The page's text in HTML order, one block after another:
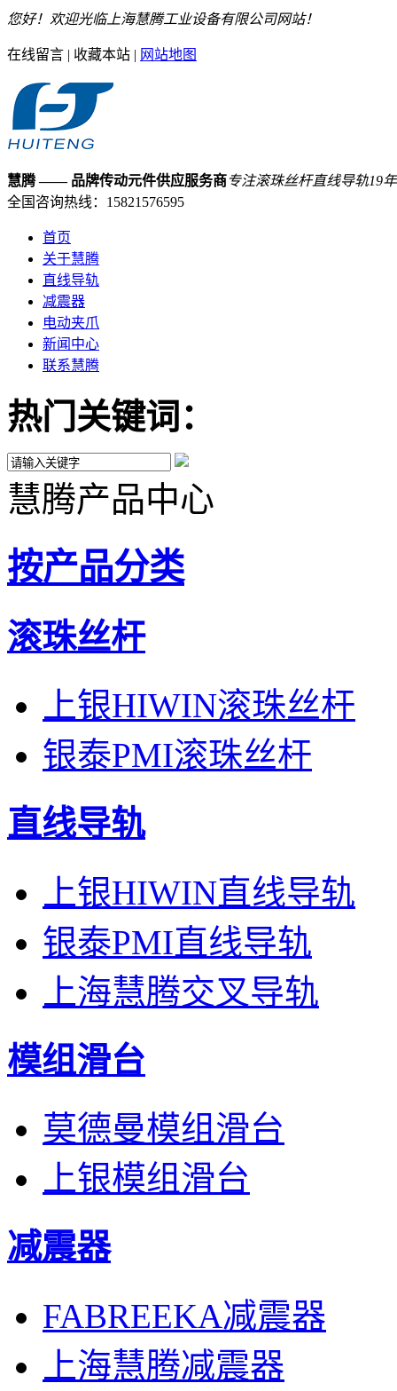
您好！欢迎光临上海慧腾工业设备有限公司网站！
在线留言 | 收藏本站 | 网站地图
慧腾—— 品牌传动元件供应服务商专注滚珠丝杆直线导轨19年
全国咨询热线： 15821576595
首页
关于慧腾
直线导轨
减震器
电动夹爪
新闻中心
联系慧腾
热门关键词：
慧腾产品中心
按产品分类
滚珠丝杆
上银HIWIN滚珠丝杆
银泰PMI滚珠丝杆
直线导轨
上银HIWIN直线导轨
银泰PMI直线导轨
上海慧腾交叉导轨
模组滑台
莫德曼模组滑台
上银模组滑台
减震器
FABREEKA减震器
上海慧腾减震器